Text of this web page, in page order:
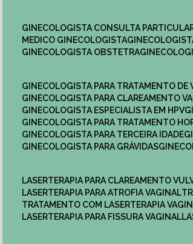
GINECOLOGISTA CONSULTA
MEDICO GINECOLOGISTA​
GINECOLOGISTA OBSTETRA​
GINECOLOGISTA PARA TRATAMENTO DE
GINECOLOGISTA PARA CLAREAMENTO
GINECOLOGISTA ESPECIALISTA EM HPV
GINECOLOGISTA PARA TRATAMENTO
GINECOLOGISTA PARA TERCEIRA IDADE
GINECOLOGISTA PARA GRÁVIDAS
LASERTERAPIA PARA CLAREAMENTO
LASERTERAPIA PARA ATROFIA VAGINAL
TRATAMENTO COM LASERTERAPIA​
LASERTERAPIA PARA FISSURA VAGINAL​